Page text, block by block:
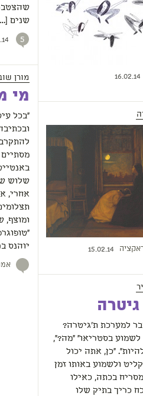
16.02.14
15.02.14
למערכת ת'גיטרה?
לשמוע בסטריאו" "מה?",
"כן, אתה יכול
ולשמוע באותו זמן
בכתה, כאילו
כריך בתיק שלו
שנים […]
5
מורן
מי
"בכל
שלוש
אחרי,
יוהנס